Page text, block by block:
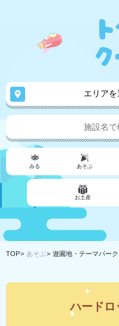
エリア
みる あそぶ
お土産
TOP あそぶ 遊園地・テーマパーク
ハードロ